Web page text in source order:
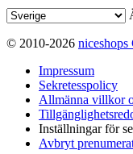
© 2010-2026 niceshops
Impressum
Sekretesspolicy
Allmänna villkor
Inställningar för
Avbryt